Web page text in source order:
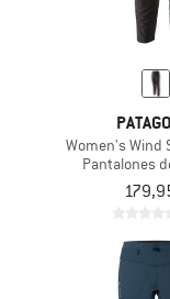
Women's Wind
Pantalones